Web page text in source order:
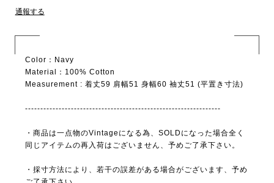
通報する
Color：Navy
Material：100% Cotton
Measurement : 着丈59 肩幅51 身幅60 袖丈51 (平置き寸法)
----------------------------------------------------------------
・商品は一点物のVintageになる為、SOLDになった場合全く
同じアイテムの再入荷はございません、予めご了承下さい。
・採寸方法により、若干の誤差がある場合がございます、予め